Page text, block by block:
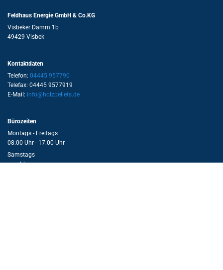
Feldhaus Energie GmbH & Co.KG
Visbeker Damm 1b
49429 Visbek
Kontaktdaten
Telefon: 04445 957790
Telefax: 04445 9577919
E-Mail: info@holzpellets.de
Bürozeiten
Montags - Freitags
08:00 Uhr - 17:00 Uhr
Samstags
geschlossen